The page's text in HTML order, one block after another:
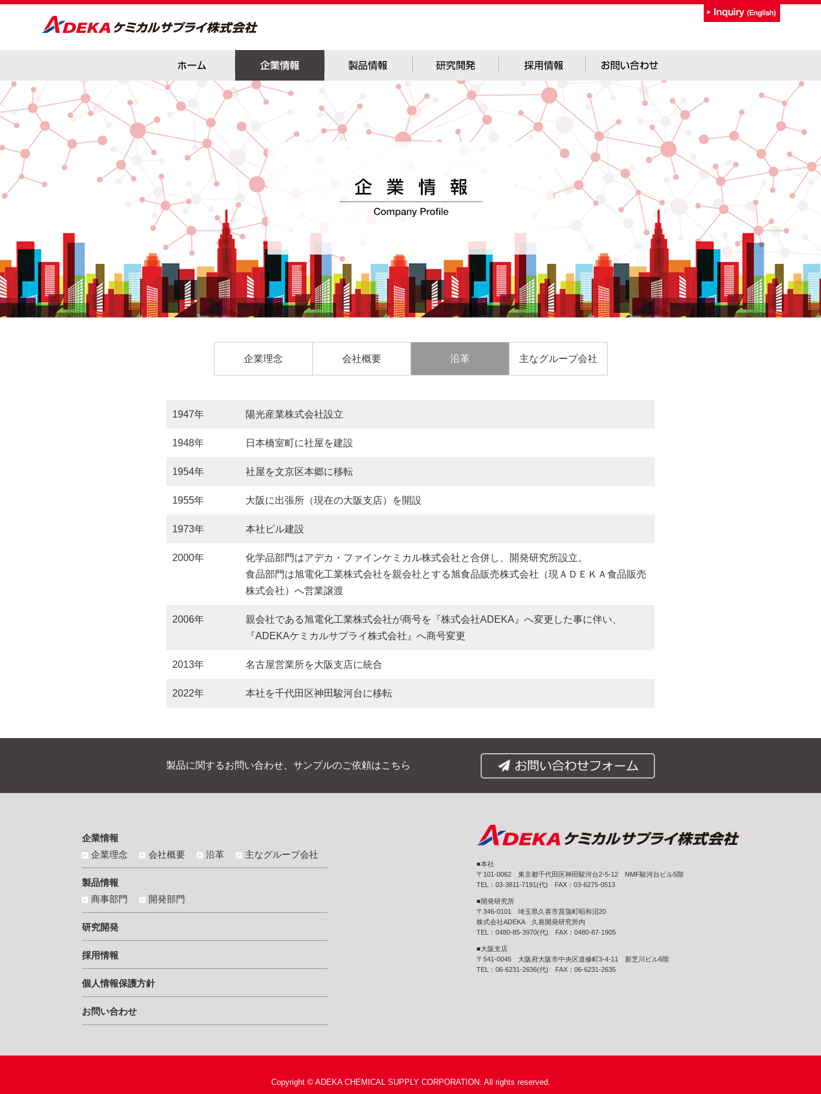
企業理念 会社概要 沿革 主なグループ会社
1947年 陽光産業株式会社設立
1948年 日本橋室町に社屋を建設
1954年 社屋を文京区本郷に移転
1955年 大阪に出張所（現在の大阪支店）を開設
1973年 本社ビル建設
2000年
化学品部門はアデカ・ファインケミカル株式会社と合併し、開発研究所設立。
食品部門は旭電化工業株式会社を親会社とする旭食品販売株式会社（現ＡＤＥＫＡ食品販売
株式会社）へ営業譲渡
2006年
親会社である旭電化工業株式会社が商号を『株式会社ADEKA』へ変更した事に伴い、
『ADEKAケミカルサプライ株式会社』へ商号変更
2013年 名古屋営業所を大阪支店に統合
2022年 本社を千代田区神田駿河台に移転
製品に関するお問い合わせ、 サンプルのご依頼はこちら
企業情報
企業理念
会社概要 沿革 主なグループ会社
製品情報
商事部門
開発部門
研究開発
採用情報
個人情報保護方針
お問い合わせ
■本社
〒101-0062 東京都千代田区神田駿河台2-5-12 NMF駿河台ビル5階
TEL：03-3811-7191(代) FAX：03-6275-0513
■開発研究所
〒346-0101 埼玉県久喜市菖蒲町昭和沼20
株式会社ADEKA 久喜開発研究所内
TEL：0480-85-3970(代) FAX：0480-87-1905
■大阪支店
〒541-0045 大阪府大阪市中央区道修町3-4-11 新芝川ビル6階
TEL：06-6231-2636(代) FAX：06-6231-2635
Copyright © ADEKA CHEMICAL SUPPLY CORPORATION. All rights reserved.